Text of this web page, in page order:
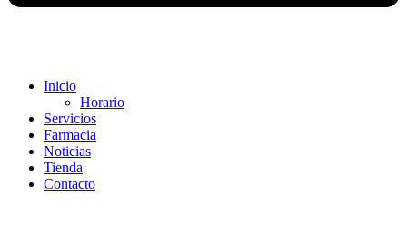
Inicio
Horario
Servicios
Farmacia
Noticias
Tienda
Contacto